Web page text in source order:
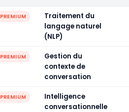
PREMIUM
Traitement du
langage naturel
(NLP)
PREMIUM
Gestion du
contexte de
conversation
PREMIUM
Intelligence
conversationnelle